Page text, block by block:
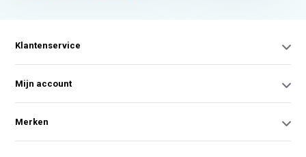
Klantenservice
Mijn account
Merken